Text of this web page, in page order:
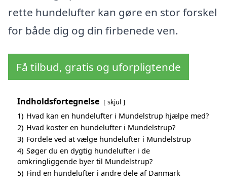
rette hundelufter kan gøre en stor forskel
for både dig og din firbenede ven.
Få tilbud, gratis og uforpligtende
Indholdsfortegnelse skjul
1) Hvad kan en hundelufter i Mundelstrup hjælpe med?
2) Hvad koster en hundelufter i Mundelstrup?
3) Fordele ved at vælge hundelufter i Mundelstrup
4) Søger du en dygtig hundelufter i de
omkringliggende byer til Mundelstrup?
5) Find en hundelufter i andre dele af Danmark